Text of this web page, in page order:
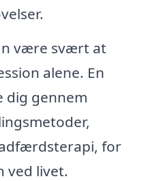
være svært at
alene. En
dig gennem
for
ved livet.